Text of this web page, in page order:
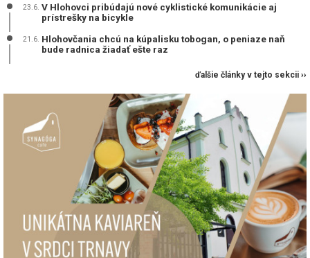
23.6. V Hlohovci pribúdajú nové cyklistické komunikácie aj
prístrešky na bicykle
21.6. Hlohovčania chcú na kúpalisku tobogan, o peniaze naň
bude radnica žiadať ešte raz
ďalšie články v tejto sekcii ››